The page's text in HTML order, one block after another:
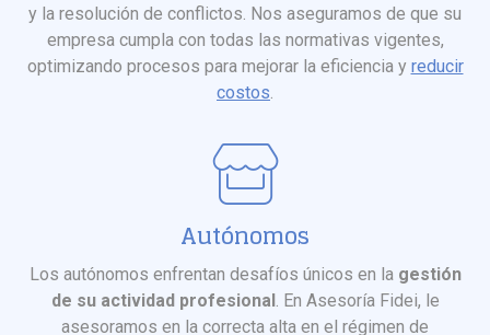
y la resolución de conflictos. Nos aseguramos de que su
empresa cumpla con todas las normativas vigentes,
optimizando procesos para mejorar la eficiencia y reducir
costos.
Autónomos
Los autónomos enfrentan desafíos únicos en la gestión
de su actividad profesional. En Asesoría Fidei, le
asesoramos en la correcta alta en el régimen de